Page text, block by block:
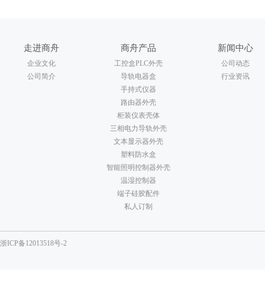
走进商舟
企业文化
公司简介
商舟产品
工控盒PLC外壳
导轨电器盒
手持式仪器
路由器外壳
柜装仪表壳体
三相电力导轨外壳
文本显示器外壳
塑料防水盒
智能照明控制器外壳
温湿控制器
端子硅胶配件
私人订制
新闻中心
公司动态
行业资讯
浙ICP备12013518号-2